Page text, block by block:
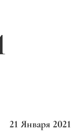
21 Января 2021